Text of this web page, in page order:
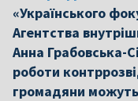
«Українського
Агентства
Анна Грабовська-
роботи
громадяни